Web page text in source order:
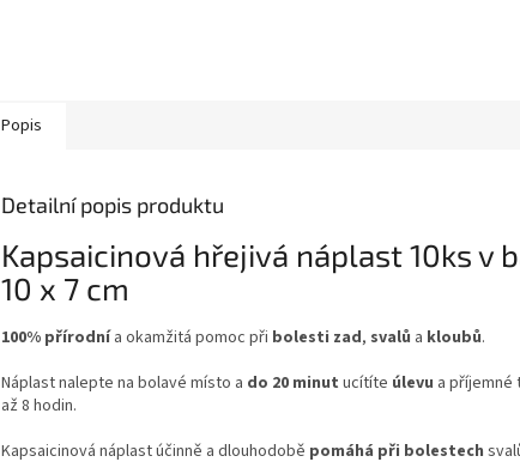
Popis
Detailní popis produktu
Kapsaicinová hřejivá náplast 10ks v
10 x 7 cm
100% přírodnía okamžitá pomoc při bolesti zad, svalů a kloubů.
Náplast nalepte na bolavé místo a do 20 minut ucítíte úlevu a
až 8 hodin.
Kapsaicinová náplast účinně a dlouhodobě pomáhá při bolestech